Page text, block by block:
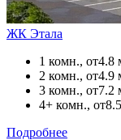
ЖК Этала
1 комн., от4.8
2 комн., от4.9
3 комн., от7.2
4+ комн., от
Подробнее